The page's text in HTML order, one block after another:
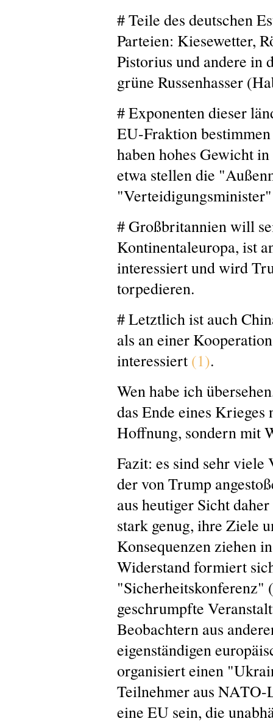
# Teile des deutschen
Parteien: Kiesewetter,
Pistorius und andere in
grüne Russenhasser
# Exponenten dieser
EU-Fraktion
haben hohes Gewicht
etwa stellen die
# Großbritannien will
Kontinentaleuropa, ist
interessiert und wird
torpedieren.
# Letztlich ist auch
als an einer
interessiert (1).
Wen habe ich
das Ende eines
Hoffnung, sondern mit
Fazit: es sind sehr
der von Trump
aus heutiger Sicht
stark genug, ihre Ziele
Konsequenzen ziehen
Widerstand formiert
geschrumpfte
Beobachtern aus
eigenständigen
organisiert einen
Teilnehmer aus
eine EU sein, die